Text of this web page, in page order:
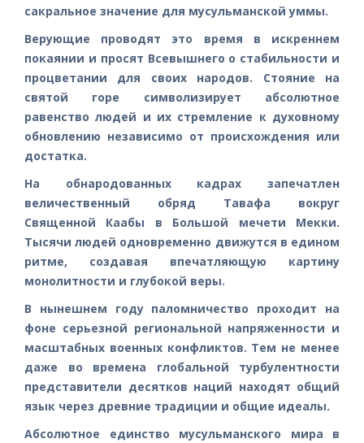
сакральное значение для мусульманской уммы.
Верующие проводят это время в искреннем
покаянии и просят Всевышнего о стабильности и
процветании для своих народов. Стояние на
святой горе символизирует абсолютное
равенство людей и их стремление к духовному
обновлению независимо от происхождения или
достатка.
На обнародованных кадрах запечатлен
величественный обряд Тавафа вокруг
Священной Каабы в Большой мечети Мекки.
Тысячи людей одновременно движутся в едином
ритме, создавая впечатляющую картину
монолитности и глубокой веры.
В нынешнем году паломничество проходит на
фоне серьезной региональной напряженности и
масштабных военных конфликтов. Тем не менее
даже во времена глобальной турбулентности
представители десятков наций находят общий
язык через древние традиции и общие идеалы.
Абсолютное единство мусульманского мира в